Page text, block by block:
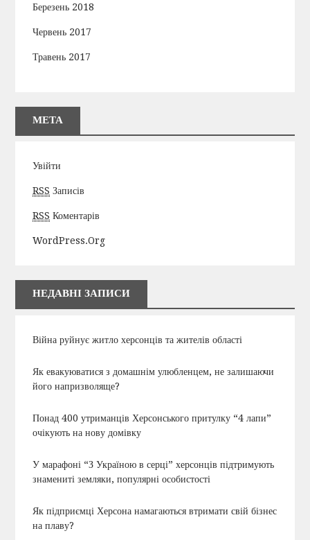
Березень 2018
Червень 2017
Травень 2017
МЕТА
Увійти
RSS Записів
RSS Коментарів
WordPress.org
НЕДАВНІ ЗАПИСИ
Війна руйнує житло херсонців та жителів області
Як евакуюватися з домашнім улюбленцем, не залишаючи
його напризволяще?
Понад 400 утриманців Херсонського притулку “4 лапи”
очікують на нову домівку
У марафоні “З Україною в серці” херсонців підтримують
знамениті земляки, популярні особистості
Як підприємці Херсона намагаються втримати свій бізнес
на плаву?